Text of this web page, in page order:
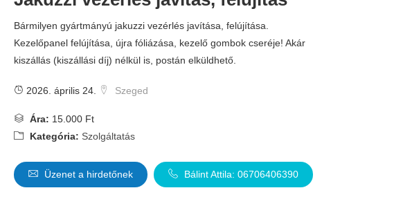
Bármilyen gyártmányú jakuzzi vezérlés javítása, felújítása.
Kezelőpanel felújítása, újra fóliázása, kezelő gombok cseréje! Akár
kiszállás (kiszállási díj) nélkül is, postán elküldhető.
2026. április 24. Szeged
Ára: 15.000 Ft
Kategória: Szolgáltatás
Üzenet a hirdetőnek Bálint Attila: 06706406390